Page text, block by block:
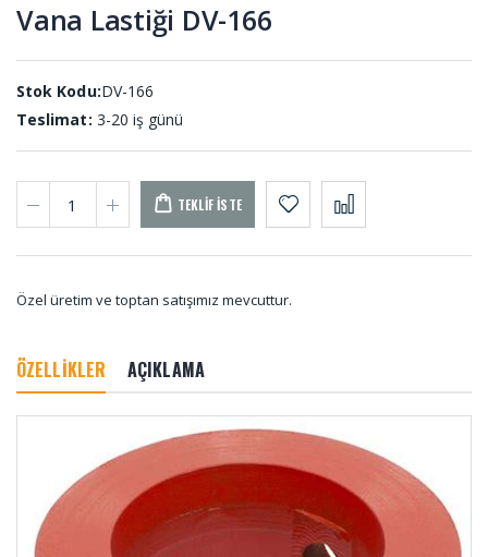
Vana Lastiği DV-166
Stok Kodu:DV-166
Teslimat: 3-20 iş günü
TEKLIF İSTE
Özel üretim ve toptan satışımız mevcuttur.
ÖZELLİKLER AÇIKLAMA
Dikişli
Körükler